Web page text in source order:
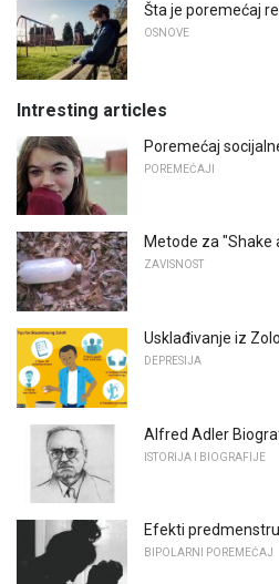
Šta je poremećaj
OSNOVE
Intresting articles
Poremećaj
POREMEĆAJI
Metode za "Shake
ZAVISNOST
Usklađivanje iz
DEPRESIJA
Alfred Adler
ISTORIJA I BIOGRAFIJE
Efekti
BIPOLARNI POREMEĆAJ